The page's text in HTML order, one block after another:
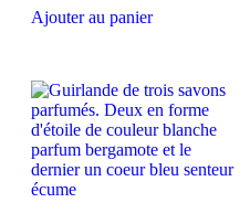
Ajouter au panier